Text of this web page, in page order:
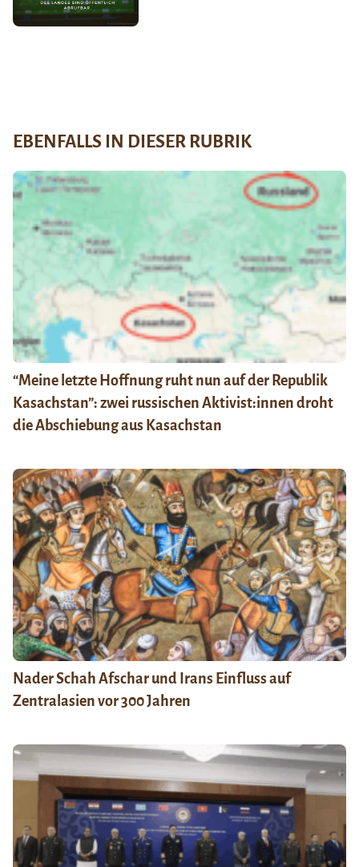
EBENFALLS IN DIESER RUBRIK
“Meine letzte Hoffnung ruht nun auf der Republik
Kasachstan”: zwei russischen Aktivist:innen droht
die Abschiebung aus Kasachstan
Nader Schah Afschar und Irans Einfluss auf
Zentralasien vor 300 Jahren